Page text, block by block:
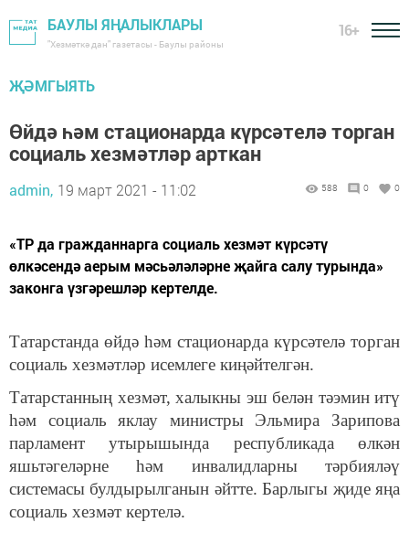
БАУЛЫ ЯҢАЛЫКЛАРЫ
"Хезмәткә дан" газетасы - Баулы районы
16+
ҖӘМГЫЯТЬ
Өйдә һәм стационарда күрсәтелә торган
социаль хезмәтләр арткан
admin, 19 март 2021 - 11:02 588 0 0
«ТР да гражданнарга социаль хезмәт күрсәтү
өлкәсендә аерым мәсьәләләрне җайга салу турында»
законга үзгәрешләр кертелде.
Татарстанда өйдә һәм стационарда күрсәтелә торган
социаль хезмәтләр исемлеге киңәйтелгән.
Татарстанның хезмәт, халыкны эш белән тәэмин итү
һәм социаль яклау министры Эльмира Зарипова
парламент утырышында республикада өлкән
яшьтәгеләрне һәм инвалидларны тәрбияләү
системасы булдырылганын әйтте. Барлыгы җиде яңа
социаль хезмәт кертелә.